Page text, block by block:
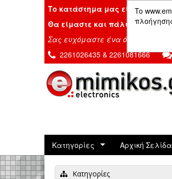
To
Το κατάστημα μας είναι
Θα είμαστε και πάλι μαζί σας
Σας ευχόμαστε ένα όμορφο
2261026435 & 2261081666
Κατηγορίες Αρχική Σελίδα
Κατηγορίες